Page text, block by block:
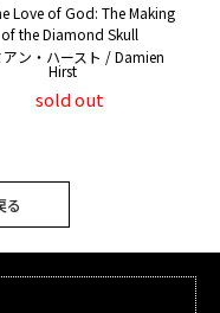
Love of God: The Making
of the Diamond Skull
アン・ハースト / Damien
Hirst
sold out
る